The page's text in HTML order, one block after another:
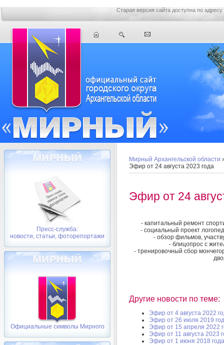
Старая версия сайта доступна по адресу
Пресс-служба:
новости, статьи, фоторепортажи
Официальные символы Мирного
Мирный Архангельской области
Эфир от 24 августа 2023 года
Эфир от 24
- капитальный ремонт
- социальный проект
- обзор фильмов,
- блицопрос с
- тренировочный сбор
Другие новости по теме:
Эфир от 4 августа 2022
Эфир от 26 июля 2019
Эфир от 15 апреля 2022
Эфир от 11 августа 2023
Эфир от 1 июня 2018 года